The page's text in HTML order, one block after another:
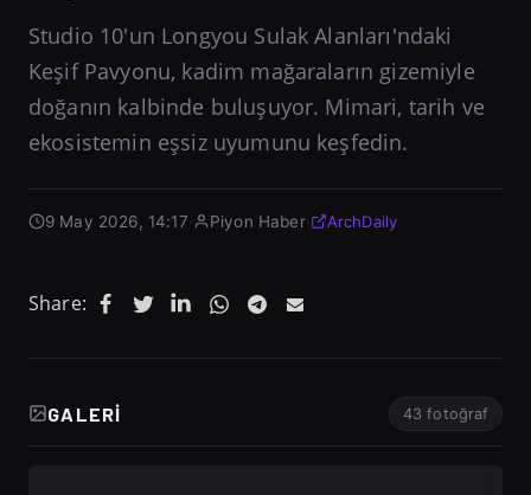
Studio 10'un Longyou Sulak Alanları'ndaki
Keşif Pavyonu, kadim mağaraların gizemiyle
doğanın kalbinde buluşuyor. Mimari, tarih ve
ekosistemin eşsiz uyumunu keşfedin.
9 May 2026, 14:17 Piyon Haber· ArchDaily
Share:
GALERI 43 fotoğraf